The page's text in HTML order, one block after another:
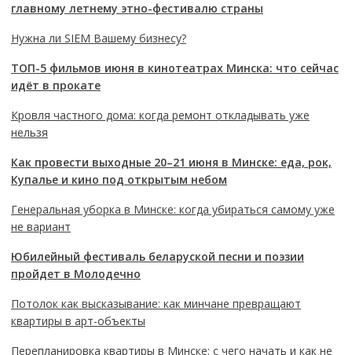
главному летнему этно-фестивалю страны
Нужна ли SIEM Вашему бизнесу?
ТОП-5 фильмов июня в кинотеатрах Минска: что сейчас
идёт в прокате
Кровля частного дома: когда ремонт откладывать уже
нельзя
Как провести выходные 20–21 июня в Минске: еда, рок,
Купалье и кино под открытым небом
Генеральная уборка в Минске: когда убираться самому уже
не вариант
Юбилейный фестиваль беларуской песни и поэзии
пройдет в Молодечно
Потолок как высказывание: как минчане превращают
квартиры в арт-объекты
Перепланировка квартиры в Минске: с чего начать и как не